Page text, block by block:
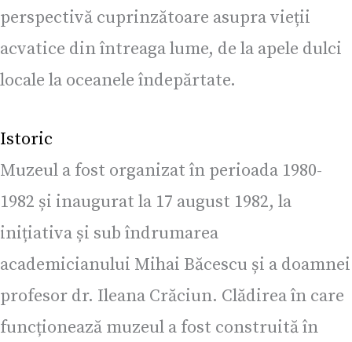
perspectivă cuprinzătoare asupra vieții
acvatice din întreaga lume, de la apele dulci
locale la oceanele îndepărtate.
Istoric
Muzeul a fost organizat în perioada 1980-
1982 și inaugurat la 17 august 1982, la
inițiativa și sub îndrumarea
academicianului Mihai Băcescu și a doamnei
profesor dr. Ileana Crăciun. Clădirea în care
funcționează muzeul a fost construită în